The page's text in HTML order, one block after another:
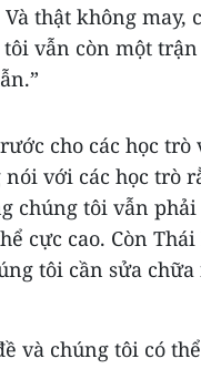
thật không may,
vẫn còn một
cho các học trò
nói với các học trò
chúng tôi vẫn
cực cao. Còn Thái
tôi cần sửa
và chúng tôi có